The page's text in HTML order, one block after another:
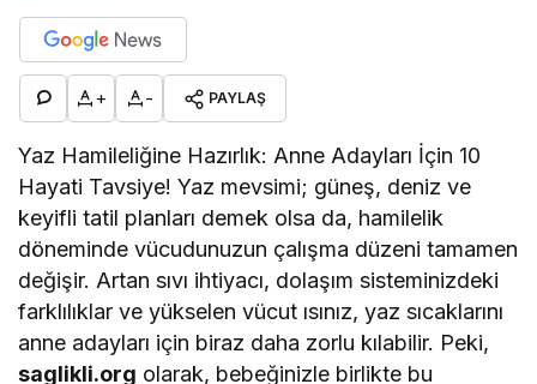
+ - PAYLAŞ
Yaz Hamileliğine Hazırlık: Anne Adayları İçin 10
Hayati Tavsiye! Yaz mevsimi; güneş, deniz ve
keyifli tatil planları demek olsa da, hamilelik
döneminde vücudunuzun çalışma düzeni tamamen
değişir. Artan sıvı ihtiyacı, dolaşım sisteminizdeki
farklılıklar ve yükselen vücut ısınız, yaz sıcaklarını
anne adayları için biraz daha zorlu kılabilir. Peki,
saglikli.org olarak, bebeğinizle birlikte bu